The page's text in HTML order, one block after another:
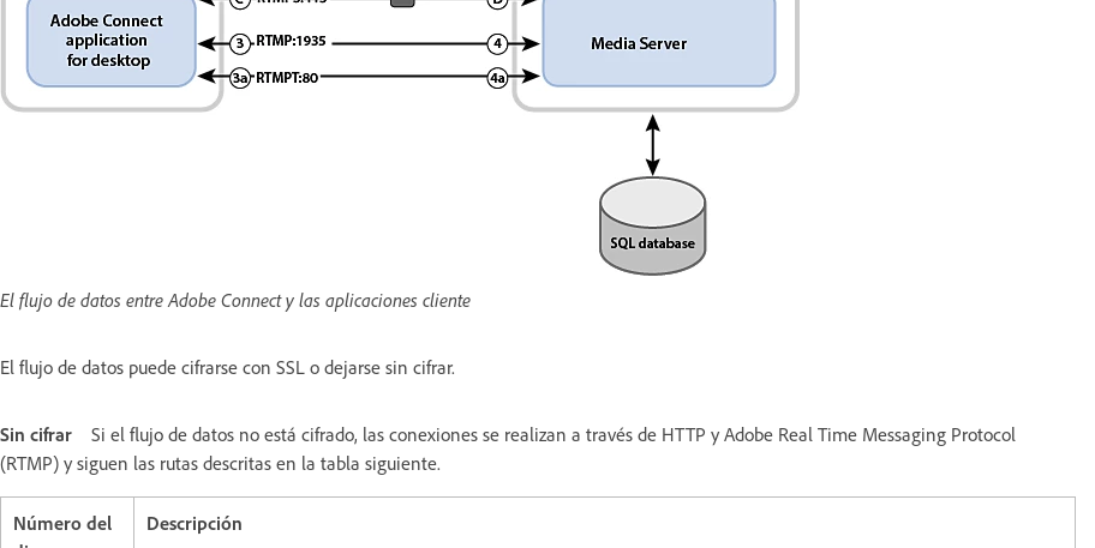
El flujo de datos entre Adobe Connect y las aplicaciones cliente
El flujo de datos puede cifrarse con SSL o dejarse sin cifrar.
Sin cifrar
Si el flujo de datos no está cifrado, las conexiones se realizan a través de HTTP y Adobe Real Time Messaging Protocol
(RTMP) y siguen las rutas descritas en la tabla siguiente.
Número del
Descripción